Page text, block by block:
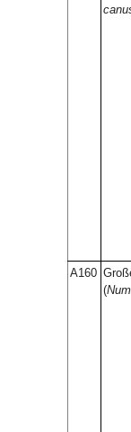
A160
(